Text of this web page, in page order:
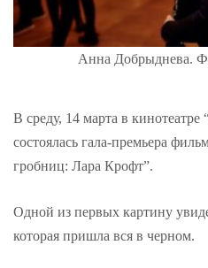
Анна Добрыднева.
В среду, 14 марта в
состоялась гала-премьера
гробниц: Лара Крофт”.
Одной из первых картину
которая пришла вся в черном.